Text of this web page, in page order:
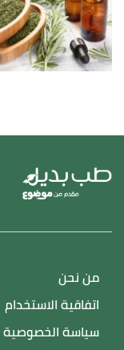
من نحن
اتفاقية الاستخدام
سياسة الخصوصية